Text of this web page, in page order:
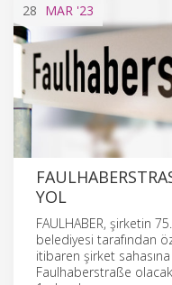
28 MAR '23
YOL
FAULHABER, şirketin
belediyesi tarafından
itibaren şirket
Faulhaberstraße